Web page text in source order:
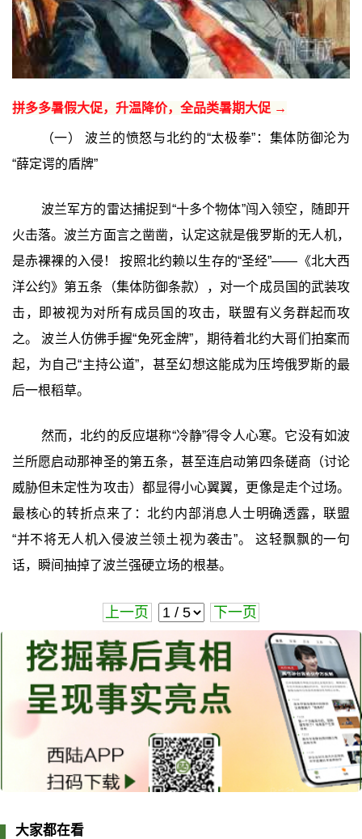
拼多多暑假大促，升温降价，全品类暑期大促 →
（一） 波兰的愤怒与北约的“太极拳”：集体防御沦为
“薛定谔的盾牌”
波兰军方的雷达捕捉到“十多个物体”闯入领空，随即开
火击落。波兰方面言之凿凿，认定这就是俄罗斯的无人机，
是赤裸裸的入侵！ 按照北约赖以生存的“圣经”——《北大西
洋公约》第五条（集体防御条款），对一个成员国的武装攻
击，即被视为对所有成员国的攻击，联盟有义务群起而攻
之。 波兰人仿佛手握“免死金牌”，期待着北约大哥们拍案而
起，为自己“主持公道”，甚至幻想这能成为压垮俄罗斯的最
后一根稻草。
然而，北约的反应堪称“冷静”得令人心寒。它没有如波
兰所愿启动那神圣的第五条，甚至连启动第四条磋商（讨论
威胁但未定性为攻击）都显得小心翼翼，更像是走个过场。
最核心的转折点来了：北约内部消息人士明确透露，联盟
“并不将无人机入侵波兰领土视为袭击”。 这轻飘飘的一句
话，瞬间抽掉了波兰强硬立场的根基。
上一页 下一页
大家都在看